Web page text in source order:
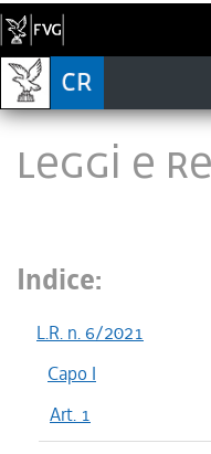
LEGGI E
Indice:
L.R. n. 6/2021
Capo I
Art. 1